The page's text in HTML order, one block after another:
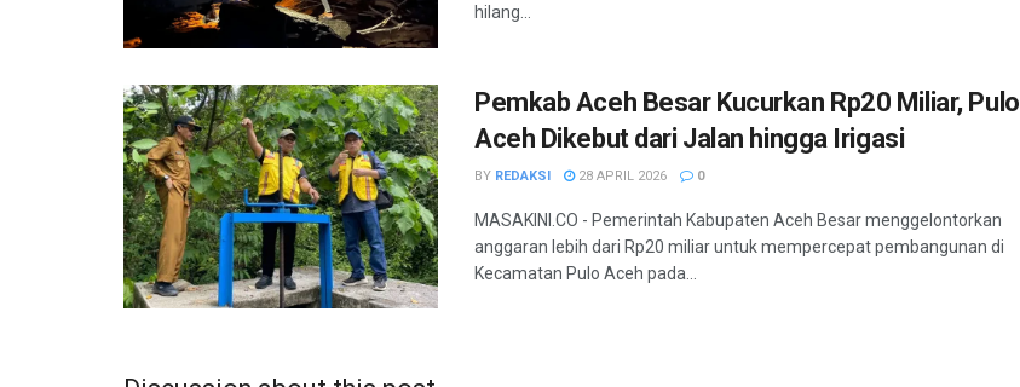
hilang...
Pemkab Aceh Besar Kucurkan Rp20 Miliar, Pulo
Aceh Dikebut dari Jalan hingga Irigasi
BY REDAKSI 28 APRIL 2026 0
MASAKINI.CO - Pemerintah Kabupaten Aceh Besar menggelontorkan
anggaran lebih dari Rp20 miliar untuk mempercepat pembangunan di
Kecamatan Pulo Aceh pada...